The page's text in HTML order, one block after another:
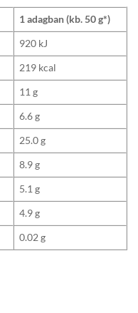
1 adagban (kb. 50 g*)
920 kJ
219 kcal
11 g
6.6 g
25.0 g
8.9 g
5.1 g
4.9 g
0.02 g